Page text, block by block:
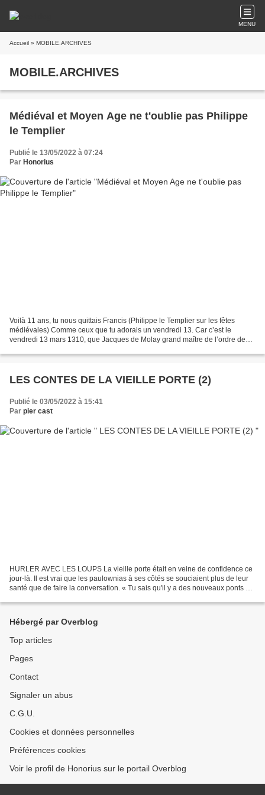
MENU
Accueil » MOBILE.ARCHIVES
MOBILE.ARCHIVES
Médiéval et Moyen Age ne t'oublie pas Philippe
le Templier
Publié le 13/05/2022 à 07:24
Par Honorius
Voilà 11 ans, tu nous quittais Francis (Philippe le Templier sur les fêtes
médiévales) Comme ceux que tu adorais un vendredi 13. Car c’est le
vendredi 13 mars 1310, que Jacques de Molay grand maître de l’ordre des
LES CONTES DE LA VIEILLE PORTE (2)
Publié le 03/05/2022 à 15:41
Par pier cast
HURLER AVEC LES LOUPS La vieille porte était en veine de confidence ce
jour-là. Il est vrai que les paulownias à ses côtés se souciaient plus de leur
santé que de faire la conversation. « Tu sais qu'il y a des nouveaux ponts à
Hébergé par Overblog
Top articles
Pages
Contact
Signaler un abus
C.G.U.
Cookies et données personnelles
Préférences cookies
Voir le profil de Honorius sur le portail Overblog